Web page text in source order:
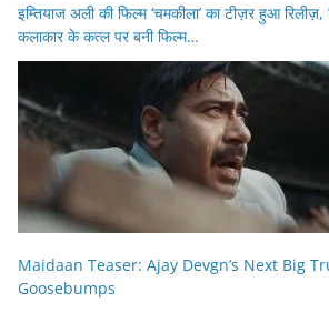
इम्तियाज अली की फिल्म ‘चमकीला’ का टीज़र हुआ
कलाकार के कत्ल पर बनी फिल्म…
Maidaan Teaser: Ajay Devgn’s Next Big
Goosebumps